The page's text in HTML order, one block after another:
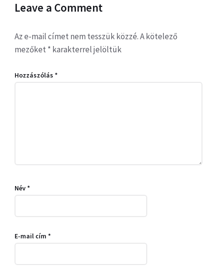
Leave a Comment
Az e-mail címet nem tesszük közzé.A kötelező
mezőket * karakterrel jelöltük
Hozzászólás *
Név*
E-mail cím *